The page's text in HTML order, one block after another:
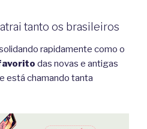
tanto os brasileiros
rapidamente como o
das novas e antigas
está chamando tanta